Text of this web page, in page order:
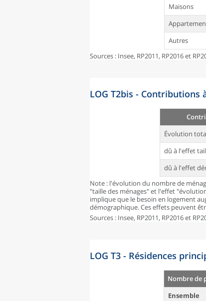
Maisons
Autres
Sources : Insee, RP2011, RP2016 et
LOG T2bis -
Évolution
dû à l'effet
dû à l'effet
Note : l'évolution du nombre de
"taille des ménages" et l'effet
implique que le besoin en logement
démographique. Ces effets peuvent
Sources : Insee, RP2011, RP2016 et
LOG T3 - Résidences
Nombre de
Ensemble